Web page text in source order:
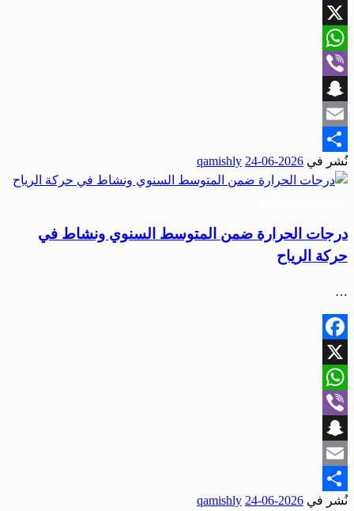
Facebook
X
WhatsApp
Viber
Snapchat
Email
Share
نُشر في 2026-06-24
qamishly
درجات الحرارة ضمن المتوسط السنوي ونشاط في
حركة الرياح
…
Facebook
X
WhatsApp
Viber
Snapchat
Email
Share
نُشر في 2026-06-24
qamishly